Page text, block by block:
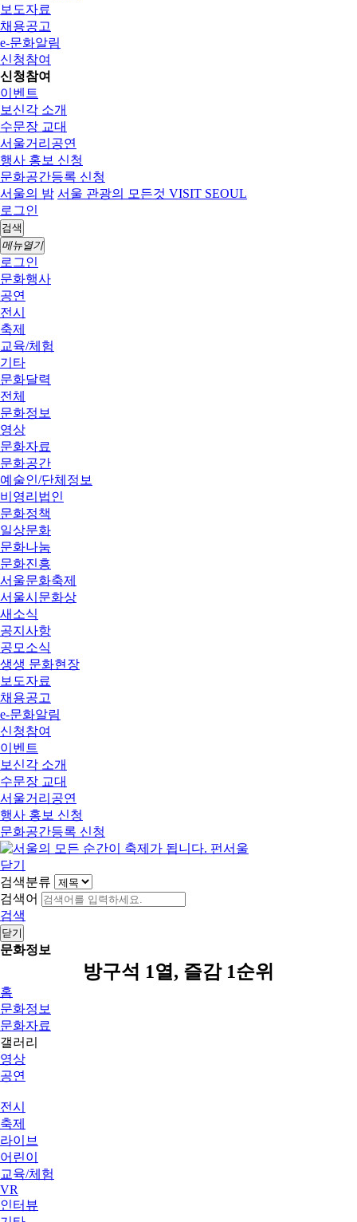
보도자료
채용공고
e-문화알림
신청참여
신청참여
이벤트
보신각 소개
수문장 교대
서울거리공연
행사 홍보 신청
문화공간등록 신청
서울의 밤 서울 관광의 모든것 VISIT SEOUL
로그인
검색
메뉴열기
로그인
문화행사
공연
전시
축제
교육/체험
기타
문화달력
전체
문화정보
영상
문화자료
문화공간
예술인/단체정보
비영리법인
문화정책
일상문화
문화나눔
문화진흥
서울문화축제
서울시문화상
새소식
공지사항
공모소식
생생 문화현장
보도자료
채용공고
e-문화알림
신청참여
이벤트
보신각 소개
수문장 교대
서울거리공연
행사 홍보 신청
문화공간등록 신청
닫기
검색분류
검색어
검색
닫기
문화정보
방구석 1열, 즐감 1순위
홈
문화정보
문화자료
갤러리
영상
공연
전시
축제
라이브
어린이
교육/체험
VR
인터뷰